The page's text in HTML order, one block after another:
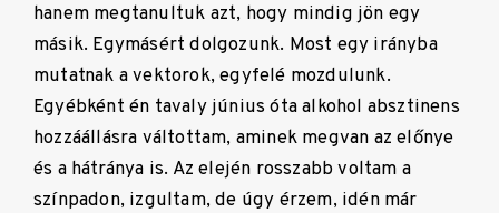
hanem megtanultuk azt, hogy mindig jön egy
másik. Egymásért dolgozunk. Most egy irányba
mutatnak a vektorok, egyfelé mozdulunk.
Egyébként én tavaly június óta alkohol absztinens
hozzáállásra váltottam, aminek megvan az előnye
és a hátránya is. Az elején rosszabb voltam a
színpadon, izgultam, de úgy érzem, idén már